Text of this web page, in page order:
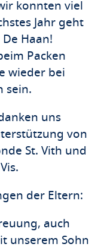
konnten viel
Jahr geht
Haan!
Packen
wieder bei
sein.
uns
von
St. Vith und
der Eltern:
auch
unserem Sohn